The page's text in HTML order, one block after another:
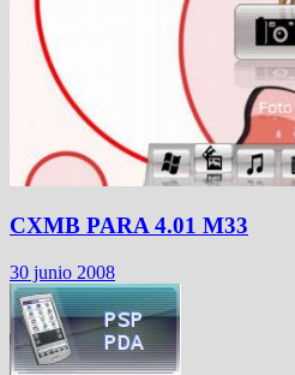
CXMB PARA 4.01 M33
30 junio 2008